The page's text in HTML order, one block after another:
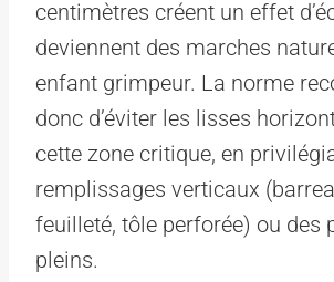
centimètres créent un effet
deviennent des marches
enfant grimpeur. La norme
donc d’éviter les lisses
cette zone critique, en
remplissages verticaux
feuilleté, tôle perforée) ou des
pleins.